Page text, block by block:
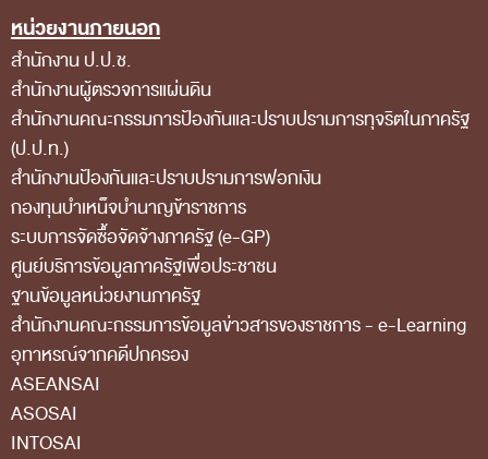
คณะกรรมการมาตรฐานจริยธรรมของเจ้าหน้าที่และ
บุคลากรอื่น
โครงสร้างคณะกรรมการ
เอกสารที่เกี่ยวข้อง
ตราสัญลักษณ์ สตง.
ผลการตรวจสอบ
ผลการตรวจสอบที่สำคัญ
สถิติการตรวจสอบรายงานการเงิน
ข้อมูลสาธารณะ
ข่าวสารการจัดซื้อจัดจ้างของ สตง.
แผนการจัดซื้อจัดจ้าง
หน่วยงานภายนอก
สำนักงาน ป.ป.ช.
สำนักงานผู้ตรวจการแผ่นดิน
สำนักงานคณะกรรมการป้องกันและปราบปรามการทุจริตในภาครัฐ
(ป.ป.ท.)
สำนักงานป้องกันและปราบปรามการฟอกเงิน
กองทุนบำเหน็จบำนาญข้าราชการ
ระบบการจัดซื้อจัดจ้างภาครัฐ (e-GP)
ศูนย์บริการข้อมูลภาครัฐเพื่อประชาชน
ฐานข้อมูลหน่วยงานภาครัฐ
สํานักงานคณะกรรมการข้อมูลข่าวสารของราชการ - e-Learning
อุทาหรณ์จากคดีปกครอง
ASEANSAI
ASOSAI
INTOSAI